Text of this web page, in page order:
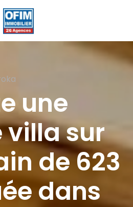
une
sur
de 623
dans